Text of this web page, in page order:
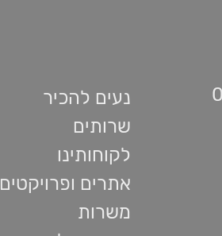
נעים להכיר
שרותים
לקוחותינו
אתרים ופרויקטים
משרות